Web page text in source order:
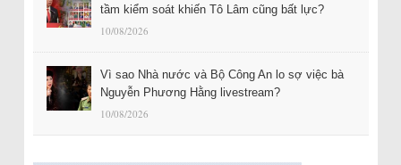
tầm kiểm soát khiến Tô Lâm cũng bất lực?
10/08/2026
Vì sao Nhà nước và Bộ Công An lo sợ việc bà
Nguyễn Phương Hằng livestream?
10/08/2026